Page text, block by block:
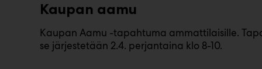
Kaupan aamu
Kaupan Aamu -tapahtuma ammattilaisille.
se järjestetään 2.4. perjantaina klo 8-10.